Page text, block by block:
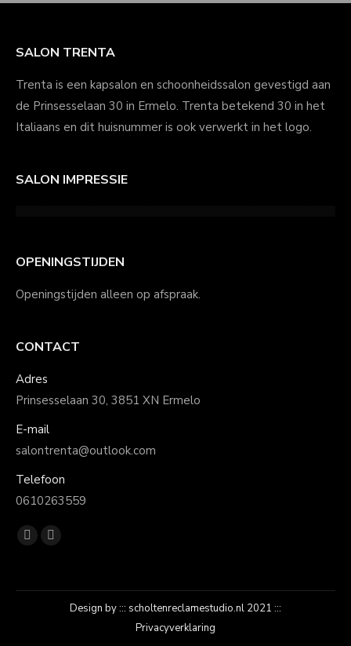
SALON TRENTA
Trenta is een kapsalon en schoonheidssalon gevestigd aan
de Prinsesselaan 30 in Ermelo. Trenta betekend 30 in het
Italiaans en dit huisnummer is ook verwerkt in het logo.
SALON IMPRESSIE
OPENINGSTIJDEN
Openingstijden alleen op afspraak.
CONTACT
Adres
Prinsesselaan 30, 3851 XN Ermelo
E-mail
salontrenta@outlook.com
Telefoon
0610263559
Vind ons op:
FacebookInstagram
Design by ::: scholtenreclamestudio.nl 2021 :::
Privacyverklaring